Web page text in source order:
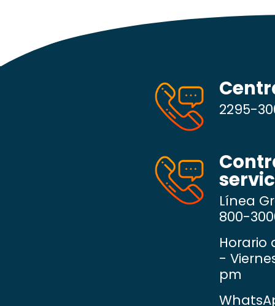
2295-
Línea
800-
Horario
-
pm